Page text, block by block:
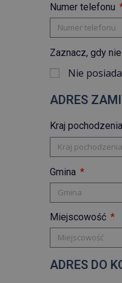
Numer telefonu
Zaznacz, gdy
Nie
ADRES
Kraj pochodzenia
Gmina
Miejscowość
ADRES DO